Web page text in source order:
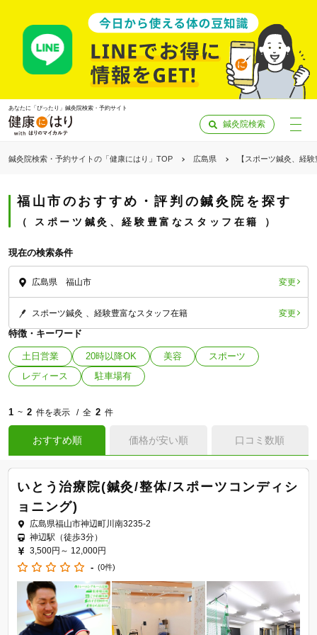
あなたに「ぴったり」鍼灸院検索・予約サイト
鍼灸院検索
鍼灸院検索・予約サイトの「健康にはり」TOP 広島県 【スポーツ鍼灸、経
福山市のおすすめ・評判の鍼灸院を探す
スポーツ鍼灸、経験豊富なスタッフ在籍
現在の検索条件
広島県 福山市 変更
スポーツ鍼灸 経験豊富なスタッフ在籍 変更
特徴・キーワード
土日営業 20時以降OK 美容
スポーツ
レディース
駐車場有
1 ~ 2 件を表示 全 2 件
おすすめ順 価格が安い順 口コミ数順
いとう治療院(鍼灸/整体/スポーツコンディシ
ョニング)
広島県福山市神辺町川南3235-2
神辺駅（徒歩3分）
3,500円～ 12,000円
- (0件)
「健康にはりを見た」